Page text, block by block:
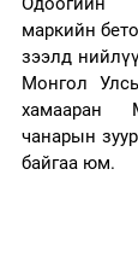
маркийн
зээлд
Монгол
хамааран
чанарын
байгаа юм.